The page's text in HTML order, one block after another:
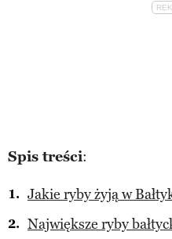
Spis treści:
Jakie ryby żyją w
Największe ryby